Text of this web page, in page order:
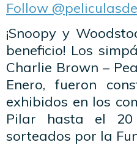
Follow
¡Snoopy y
beneficio! Los
Charlie Brown –
Enero, fueron
exhibidos en los
Pilar hasta el 20
sorteados por la